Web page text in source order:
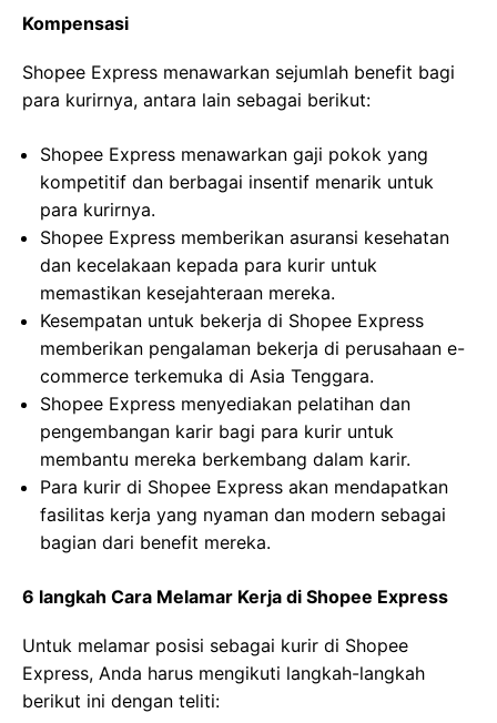
Kompensasi
Shopee Express menawarkan sejumlah benefit bagi
para kurirnya, antara lain sebagai berikut:
Shopee Express menawarkan gaji pokok yang
kompetitif dan berbagai insentif menarik untuk
para kurirnya.
Shopee Express memberikan asuransi kesehatan
dan kecelakaan kepada para kurir untuk
memastikan kesejahteraan mereka.
Kesempatan untuk bekerja di Shopee Express
memberikan pengalaman bekerja di perusahaan e-
commerce terkemuka di Asia Tenggara.
Shopee Express menyediakan pelatihan dan
pengembangan karir bagi para kurir untuk
membantu mereka berkembang dalam karir.
Para kurir di Shopee Express akan mendapatkan
fasilitas kerja yang nyaman dan modern sebagai
bagian dari benefit mereka.
6 langkah Cara Melamar Kerja di Shopee Express
Untuk melamar posisi sebagai kurir di Shopee
Express, Anda harus mengikuti langkah-langkah
berikut ini dengan teliti: